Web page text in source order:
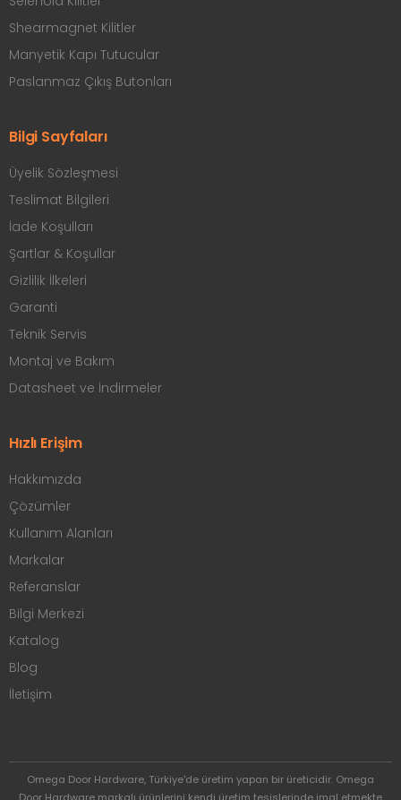
Shearmagnet Kilitler
Manyetik Kapı Tutucular
Paslanmaz Çıkış Butonları
Bilgi Sayfaları
Üyelik Sözleşmesi
Teslimat Bilgileri
İade Koşulları
Şartlar & Koşullar
Gizlilik İlkeleri
Garanti
Teknik Servis
Montaj ve Bakım
Datasheet ve İndirmeler
Hızlı Erişim
Hakkımızda
Çözümler
Kullanım Alanları
Markalar
Referanslar
Bilgi Merkezi
Katalog
Blog
İletişim
Omega Door Hardware, Türkiye'de üretim yapan bir üreticidir. Omega
Door Hardware markalı ürünlerini kendi üretim tesislerinde imal etmekte